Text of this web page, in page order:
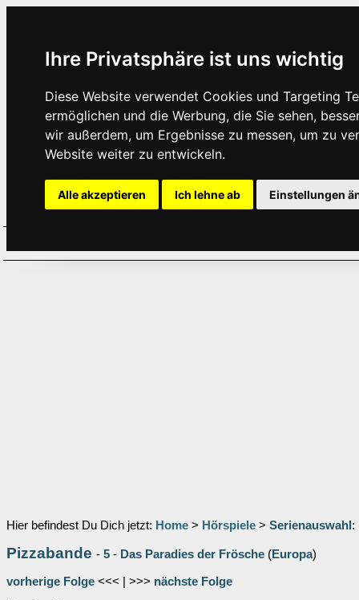
Ihre Privatsphäre ist uns wichtig
Diese Website verwendet Cookies und Targeting
ermöglichen und die Werbung, die Sie sehen,
wir außerdem, um Ergebnisse zu messen, um zu
Website weiter zu entwickeln.
Alle akzeptieren Ich lehne ab Einstellungen
Hier befindest Du Dich jetzt: Home > Hörspiele > Serienauswahl :
Pizzabande - 5 - Das Paradies der Frösche (Europa)
vorherige Folge <<< | >>> nächste Folge